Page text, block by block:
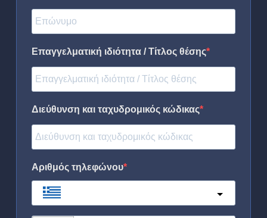
Επαγγελματική ιδιότητα / Τίτλος θέσης
Διεύθυνση και ταχυδρομικός κώδικας
Αριθμός τηλεφώνου